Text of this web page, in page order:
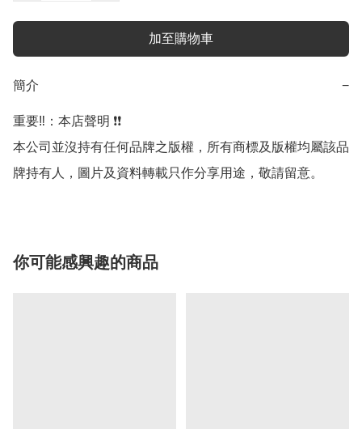
加至購物車
簡介 −
重要‼️：本店聲明 ❗️❗️
本公司並沒持有任何品牌之版權，所有商標及版權均屬該品
牌持有人，圖片及資料轉載只作分享用途，敬請留意。
你可能感興趣的商品